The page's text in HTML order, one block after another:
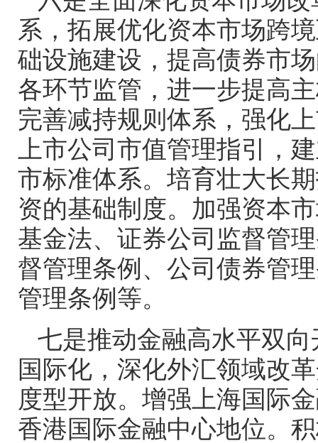
系，拓展优化资本市场跨
础设施建设，提高债券市
各环节监管，进一步提高
完善减持规则体系，强化
上市公司市值管理指引，
市标准体系。培育壮大长
资的基础制度。加强资本
基金法、证券公司监督管
督管理条例、公司债券管
管理条例等。
七是推动金融高水平双
国际化，深化外汇领域改
度型开放。增强上海国际
香港国际金融中心地位。